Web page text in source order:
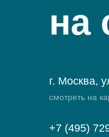
на
г. Москва,
смотреть на
+7 (495)